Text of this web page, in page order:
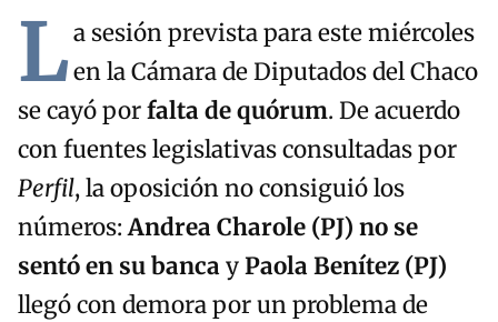
La sesión prevista para este miércoles
en la Cámara de Diputados del Chaco
se cayó porfalta de quórum. De acuerdo
con fuentes legislativas consultadas por
Perfil, la oposición no consiguió los
números:Andrea Charole (PJ) no se
sentó en su bancayPaola Benítez (PJ)
llegó con demora por un problema de